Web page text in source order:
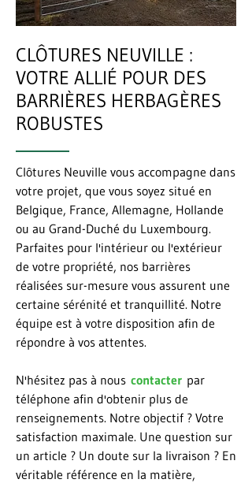
CLÔTURES NEUVILLE :
VOTRE ALLIÉ POUR DES
BARRIÈRES HERBAGÈRES
ROBUSTES
Clôtures Neuville vous accompagne dans
votre projet, que vous soyez situé en
Belgique, France, Allemagne, Hollande
ou au Grand-Duché du Luxembourg.
Parfaites pour l'intérieur ou l'extérieur
de votre propriété, nos barrières
réalisées sur-mesure vous assurent une
certaine sérénité et tranquillité. Notre
équipe est à votre disposition afin de
répondre à vos attentes.
N'hésitez pas à nous contacter par
téléphone afin d'obtenir plus de
renseignements. Notre objectif ? Votre
satisfaction maximale. Une question sur
un article ? Un doute sur la livraison ? En
véritable référence en la matière,